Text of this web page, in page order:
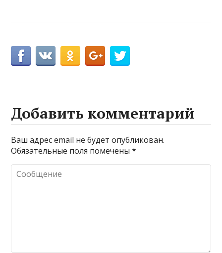
Добавить комментарий
Ваш адрес email не будет опубликован.
Обязательные поля помечены*